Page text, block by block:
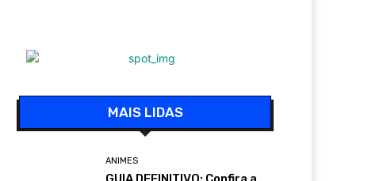
MAIS LIDAS
ANIMES